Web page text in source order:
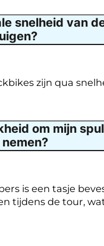
snelheid van
zijn qua
om mijn
nemen?
is een tasje
tijdens de tour,